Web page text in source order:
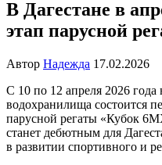
В Дагестане в
этап парусной
Автор Надежда 17.02.2026
С 10 по 12 апреля 2026 года
водохранилища состоится
парусной регаты «Кубок
станет дебютным для
в развитии спортивного и